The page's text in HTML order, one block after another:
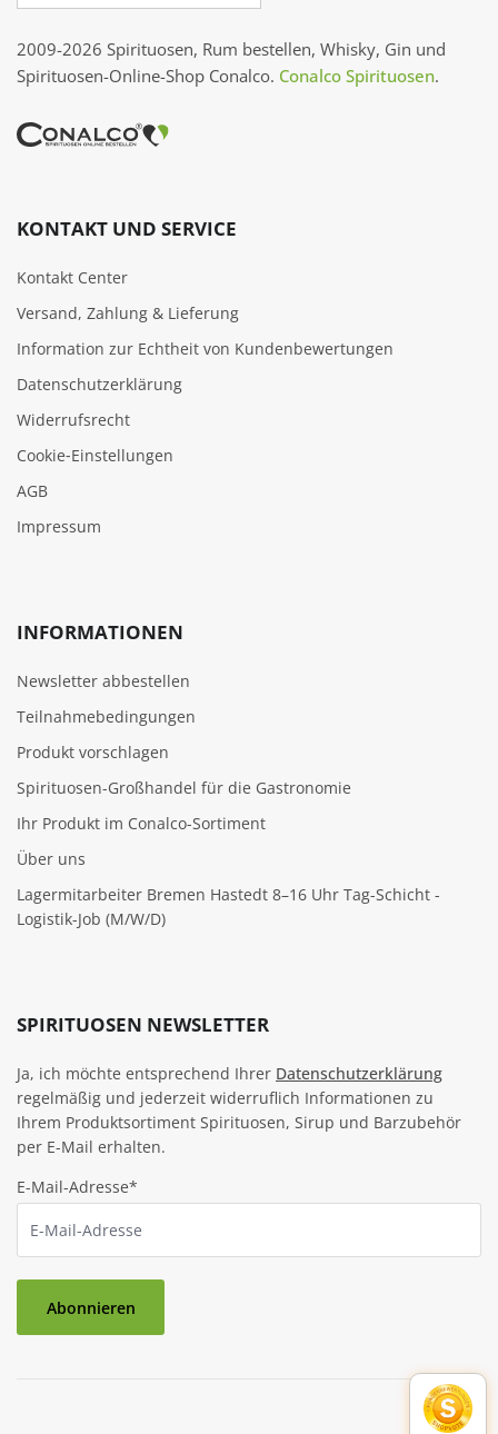
2009-2026 Spirituosen, Rum bestellen, Whisky, Gin und
Spirituosen-Online-Shop Conalco. Conalco Spirituosen.
KONTAKT UND SERVICE
Kontakt Center
Versand, Zahlung & Lieferung
Information zur Echtheit von Kundenbewertungen
Datenschutzerklärung
Widerrufsrecht
Cookie‑Einstellungen
AGB
Impressum
INFORMATIONEN
Newsletter abbestellen
Teilnahmebedingungen
Produkt vorschlagen
Spirituosen-Großhandel für die Gastronomie
Ihr Produkt im Conalco-Sortiment
Über uns
Lagermitarbeiter Bremen Hastedt 8–16 Uhr Tag-Schicht -
Logistik-Job (M/W/D)
SPIRITUOSEN NEWSLETTER
Ja, ich möchte entsprechend Ihrer Datenschutzerklärung
regelmäßig und jederzeit widerruflich Informationen zu
Ihrem Produktsortiment Spirituosen, Sirup und Barzubehör
per E-Mail erhalten.
E-Mail-Adresse*
Abonnieren